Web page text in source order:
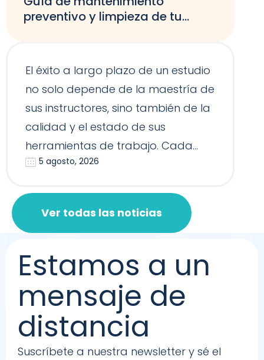
preventivo y limpieza de tu
El éxito a largo plazo de un estudio
no solo depende de la maestría de
sus instructores, sino también de la
calidad y el estado de sus
herramientas de trabajo. Cada
Reformer, Silla…
5 agosto, 2026
Ver todas las noticias
Estamos a un
mensaje de
distancia
Suscríbete a nuestra newsletter y sé el